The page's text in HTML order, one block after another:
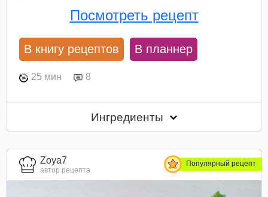
Посмотреть рецепт
В книгу рецептов В планнер
25 мин 8
Ингредиенты
Zoya7
автор рецепта
Популярный рецепт